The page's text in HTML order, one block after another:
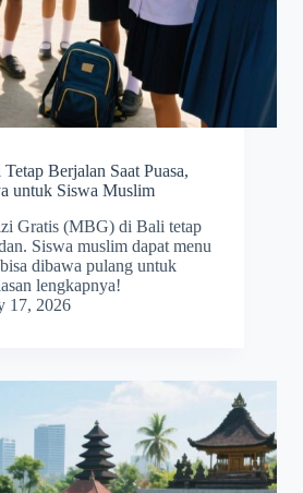
Berjalan Saat Puasa,
untuk Siswa Muslim
Gratis (MBG) di Bali tetap
Siswa muslim dapat menu
dibawa pulang untuk
lengkapnya!
17, 2026